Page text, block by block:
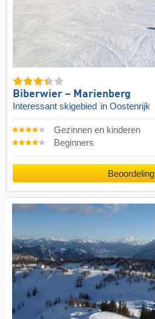
Biberwier – Marienberg
Interessant skigebied in Oostenrijk
Gezinnen en kinderen
Beginners
Beoordeling